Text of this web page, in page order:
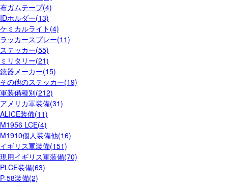
布ガムテープ(4)
IDホルダー(13)
ケミカルライト(4)
ラッカースプレー(11)
ステッカー(55)
ミリタリー(21)
銃器メーカー(15)
その他のステッカー(19)
軍装備種別(212)
アメリカ軍装備(31)
ALICE装備(11)
M1956 LCE(4)
M1910個人装備他(16)
イギリス軍装備(151)
現用イギリス軍装備(70)
PLCE装備(63)
P-58装備(2)